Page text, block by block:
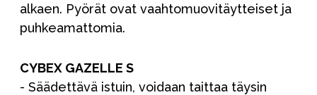
alkaen. Pyörät ovat vaahtomuovitäytteiset ja
puhkeamattomia.
CYBEX GAZELLE S
- Säädettävä istuin, voidaan taittaa täysin